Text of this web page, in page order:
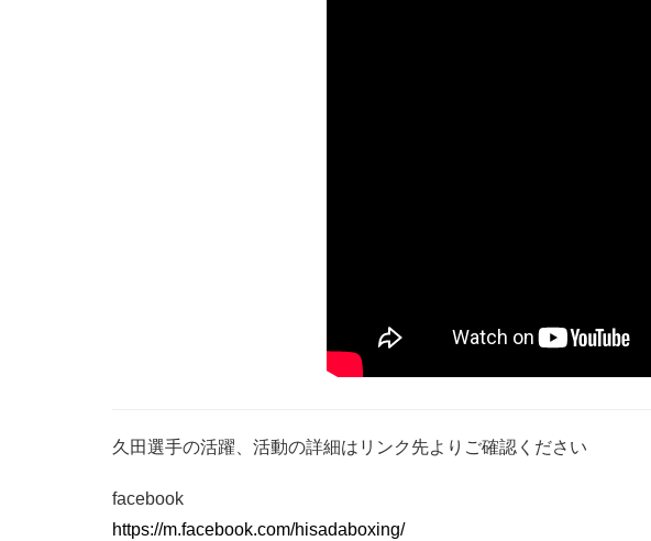
久田選手の活躍、活動の詳細はリンク先よりご確認ください
facebook
https://m.facebook.com/hisadaboxing/